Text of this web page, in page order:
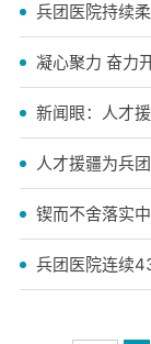
兵团医院持续
凝心聚力 奋力
新闻眼：人才
人才援疆为兵
兵团医院连续